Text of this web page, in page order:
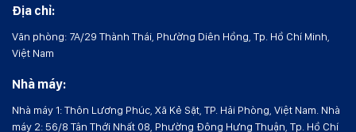
Địa chỉ:
Văn phòng: 7A/29 Thành Thái, Phường Diên Hồng, Tp. Hồ Chí Minh,
Việt Nam
Nhà máy:
Nhà máy 1: Thôn Lương Phúc, Xã Kẻ Sặt, TP. Hải Phòng, Việt Nam. Nhà
máy 2: 56/8 Tân Thới Nhất 08, Phường Đông Hưng Thuận, Tp. Hồ Chí